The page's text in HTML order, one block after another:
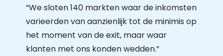
“We sloten 140 markten waar de inkomsten
varieerden van aanzienlijk tot de minimis op
het moment van de exit, maar waar
klanten met ons konden wedden.”